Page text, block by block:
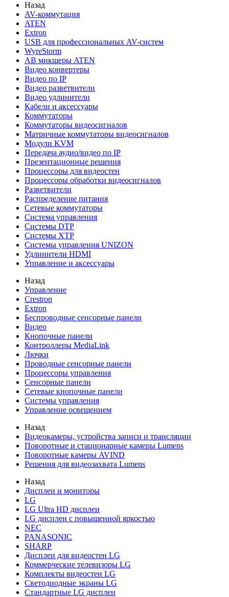
Назад
AV-коммутация
ATEN
Extron
USB для профессиональных AV-систем
WyreStorm
АВ микшеры ATEN
Видео конвертеры
Видео по IP
Видео разветвители
Видео удлинители
Кабели и аксессуары
Коммутаторы
Коммутаторы видеосигналов
Матричные коммутаторы видеосигналов
Модули KVM
Передача аудио/видео по IP
Презентационные решения
Процессоры для видеостен
Процессоры обработки видеосигналов
Разветвители
Распределение питания
Сетевые коммутаторы
Система управления
Системы DTP
Системы XTP
Системы управления UNIZON
Удлинители HDMI
Управление и аксессуары
Назад
Управление
Crestron
Extron
Беспроводные сенсорные панели
Видео
Кнопочные панели
Контроллеры MediaLink
Лючки
Проводные сенсорные панели
Процессоры управления
Сенсорные панели
Сетевые кнопочные панели
Системы управления
Управление освещением
Назад
Видеокамеры, устройства записи и трансляции
Поворотные и стационарные камеры Lumens
Поворотные камеры AVIND
Решения для видеозахвата Lumens
Назад
Дисплеи и мониторы
LG
LG Ultra HD дисплеи
LG дисплеи с повышенной яркостью
NEC
PANASONIC
SHARP
Дисплеи для видеостен LG
Коммерческие телевизоры LG
Комплекты видеостен LG
Светодиодные экраны LG
Стандартные LG дисплеи